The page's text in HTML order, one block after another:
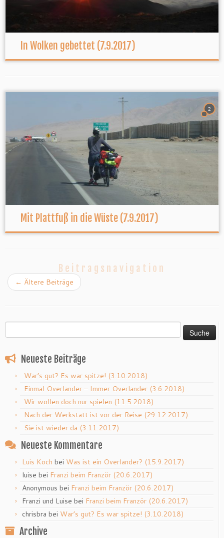
In Wolken gebettet (7.9.2017)
2
Mit Plattfuß in die Wüste (7.9.2017)
Beitragsnavigation
← Ältere Beiträge
nach:
Neueste Beiträge
War’s gut? Es war spitze! (3.10.2018)
Einmal Overlander – Immer Overlander (3.6.2018)
Wir wollen doch nur spielen (11.5.2018)
Nach der Werkstatt ist vor der Reise (29.12.2017)
Sie ist wieder da (3.11.2017)
Neueste Kommentare
Luis Koch bei Was ist ein Overlander? (15.9.2017)
luise bei Franzi beim Franzör (20.6.2017)
Anonymous bei Franzi beim Franzör (20.6.2017)
Franzi und Luise bei Franzi beim Franzör (20.6.2017)
chrisbra bei War’s gut? Es war spitze! (3.10.2018)
Archive